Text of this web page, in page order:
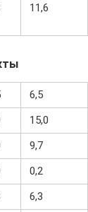
11,6
6,5
15,0
9,7
0,2
6,3